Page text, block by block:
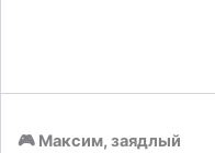
🎮 Максим, заядлый